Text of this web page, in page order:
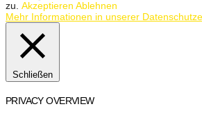
zu. Akzeptieren Ablehnen
Mehr Informationen in unserer
Schließen
PRIVACY OVERVIEW